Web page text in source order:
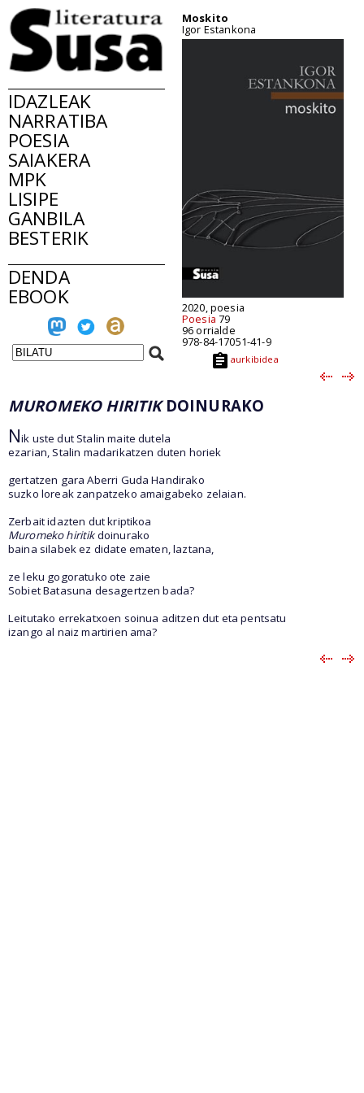
IDAZLEAK
NARRATIBA
POESIA
SAIAKERA
MPK
LISIPE
GANBILA
BESTERIK
DENDA
EBOOK
Moskito
Igor Estankona
2020, poesia
Poesia 79
96 orrialde
978-84-17051-41-9
aurkibidea
MUROMEKO HIRITIKDOINURAKO
Nik uste dut Stalin maite dutela
ezarian, Stalin madarikatzen duten horiek
gertatzen gara Aberri Guda Handirako
suzko loreak zanpatzeko amaigabeko zelaian.
Zerbait idazten dut kriptikoa
Muromeko hiritikdoinurako
baina silabek ez didate ematen, laztana,
ze leku gogoratuko ote zaie
Sobiet Batasuna desagertzen bada?
Leitutako errekatxoen soinua aditzen dut eta pentsatu
izango al naiz martirien ama?